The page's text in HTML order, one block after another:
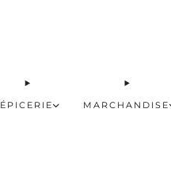
ÉPICERIE MARCHANDISE